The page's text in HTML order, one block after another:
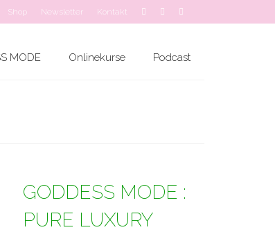
Shop Newsletter Kontakt
MODE Onlinekurse Podcast
GODDESS MODE :
PURE LUXURY